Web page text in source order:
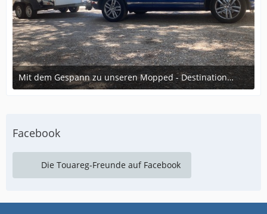
Mit dem Gespann zu unseren Mopped - Destinationen:-)
16. November 2024 um 19:54
Facebook
Die Touareg-Freunde auf Facebook